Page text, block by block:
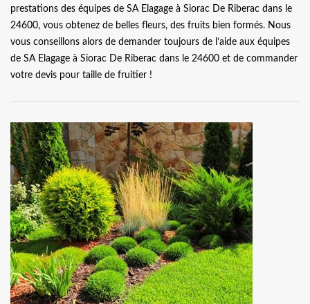
prestations des équipes de SA Elagage à Siorac De Riberac dans le
24600, vous obtenez de belles fleurs, des fruits bien formés. Nous
vous conseillons alors de demander toujours de l’aide aux équipes
de SA Elagage à Siorac De Riberac dans le 24600 et de commander
votre devis pour taille de fruitier !